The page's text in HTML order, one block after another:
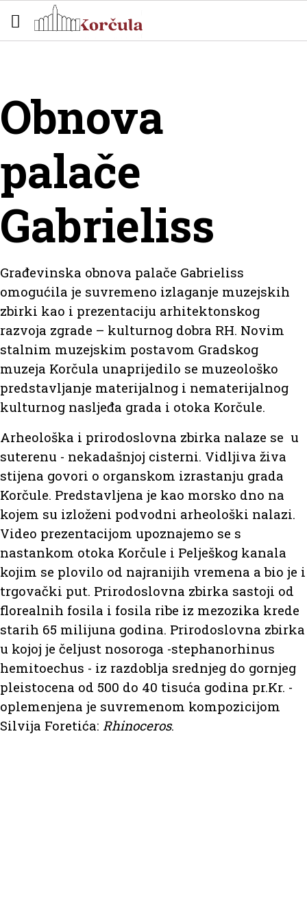
Obnova
palače
Gabrieliss
Građevinska obnova palače Gabrieliss
omogućila je suvremeno izlaganje muzejskih
zbirki kao i prezentaciju arhitektonskog
razvoja zgrade – kulturnog dobra RH. Novim
stalnim muzejskim postavom Gradskog
muzeja Korčula unaprijedilo se muzeološko
predstavljanje materijalnog i nematerijalnog
kulturnog nasljeđa grada i otoka Korčule.
Arheološka i prirodoslovna zbirka nalaze se u
suterenu - nekadašnjoj cisterni. Vidljiva živa
stijena govori o organskom izrastanju grada
Korčule. Predstavljena je kao morsko dno na
kojem su izloženi podvodni arheološki nalazi.
Video prezentacijom upoznajemo se s
nastankom otoka Korčule i Pelješkog kanala
kojim se plovilo od najranijih vremena a bio je i
trgovački put. Prirodoslovna zbirka sastoji od
florealnih fosila i fosila ribe iz mezozika krede
starih 65 milijuna godina. Prirodoslovna zbirka
u kojoj je čeljust nosoroga -stephanorhinus
hemitoechus - iz razdoblja srednjeg do gornjeg
pleistocena od 500 do 40 tisuća godina pr.Kr. -
oplemenjena je suvremenom kompozicijom
Silvija Foretića: Rhinoceros.